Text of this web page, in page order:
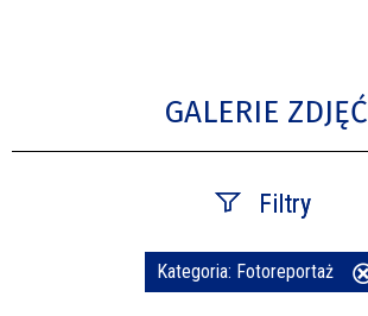
GALERIE ZDJĘĆ
Filtry
Fraza
Kategoria: Fotoreportaż